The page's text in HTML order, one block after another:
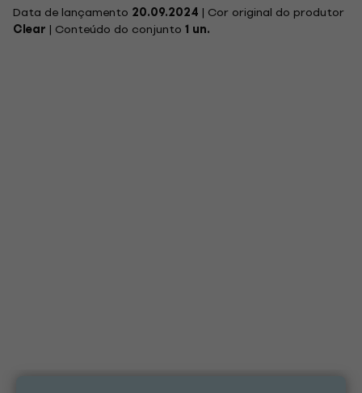
Data de lançamento 20.09.2024 | Cor original do produtor
Clear | Conteúdo do conjunto 1 un.